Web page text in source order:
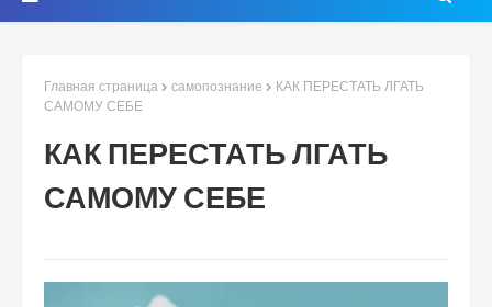
Главная страница самопознание
КАК ПЕРЕСТАТЬ ЛГАТЬ
САМОМУ СЕБЕ
КАК ПЕРЕСТАТЬ ЛГАТЬ
САМОМУ СЕБЕ